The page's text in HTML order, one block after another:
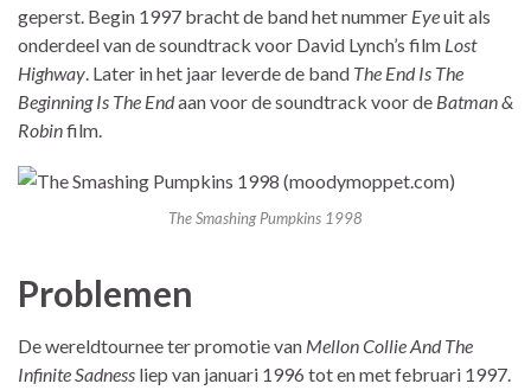
geperst. Begin 1997 bracht de band het nummer Eyeuit als
onderdeel van de soundtrack voor David Lynch’s film Lost
Highway. Later in het jaar leverde de band The End Is The
Beginning Is The Endaan voor de soundtrack voor de Batman &
Robinfilm.
The Smashing Pumpkins 1998
Problemen
De wereldtournee ter promotie van Mellon Collie And The
Infinite Sadness liep van januari 1996 tot en met februari 1997.